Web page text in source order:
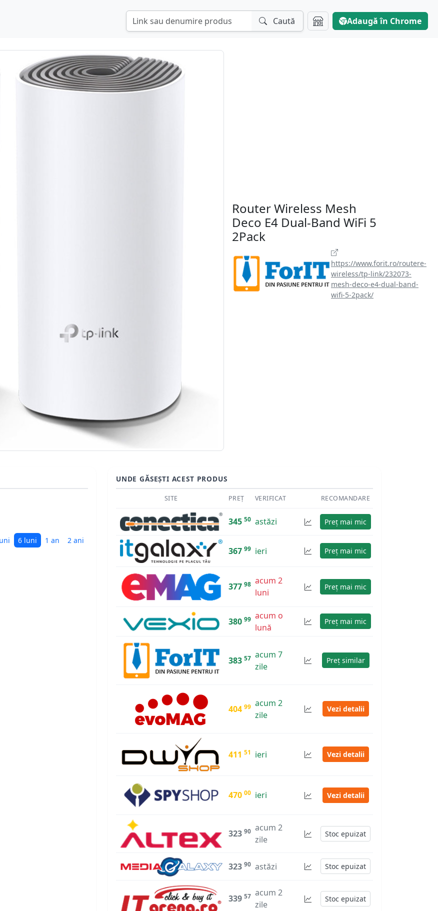
Caută Adaugă în Chrome
Router Wireless Mesh
Deco E4 Dual-Band WiFi 5
2Pack
https://www.forit.ro/routere-
wireless/tp-link/232073-
mesh-deco-e4-dual-band-
wifi-5-2pack/
6 luni 1 an 2 ani
UNDE GĂSEȘTI ACEST PRODUS
SITE PREȚ VERIFICAT RECOMANDARE
345 50 astăzi Preț mai mic
367 99 ieri Preț mai mic
377 98 acum 2
luni
Preț mai mic
380 99 acum o
lună
Preț mai mic
383 57 acum 7
zile
Preț similar
404 99 acum 2
zile
Vezi detalii
411 51 ieri Vezi detalii
470 00 ieri Vezi detalii
323 90 acum 2
zile
Stoc epuizat
323 90 astăzi Stoc epuizat
339 57 acum 2
zile
Stoc epuizat